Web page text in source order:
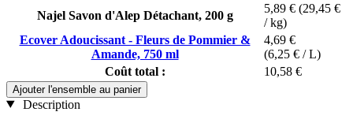
Najel Savon d'Alep Détachant, 200 g
5,89 € (29,45 €
/ kg)
Ecover Adoucissant - Fleurs de Pommier &
Amande, 750 ml
4,69 €
(6,25 € / L)
Coût total :
10,58 €
Ajouter l'ensemble au panier
Description